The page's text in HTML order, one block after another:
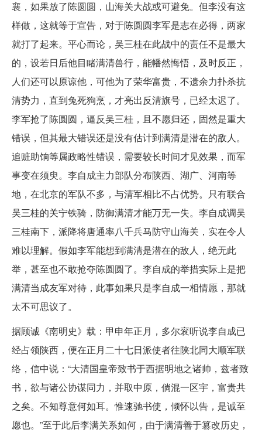
襄，如果放了陈圆圆，山海关大战或可避免。但李没有这
样做，这就等于宣告，对于陈圆圆李军是志在必得，两家
就打了起来。平心而论，吴三桂在此战中的责任不是最大
的，设若日后他目睹满清兽行，能幡然悔悟，及时反正，
人们还可以原谅他，可他为了荣华富贵，不遗余力扑杀抗
清势力，直到兔死狗烹，才亮出反清旗号，已经太迟了。
李军抢了陈圆圆，逼反吴三桂，且不愿归还，固然是重大
错误，但其最大错误还是没有估计到满清是潜在的敌人。
追赃助饷等属政略性错误，需要较长时间才见效果，而军
事变在须臾。李自成主力部队分布陕西、湖广、河南等
地，在北京的军队不多，与清军相比不占优势。只有联合
吴三桂的关宁铁骑，防御满清才能万无一失。李自成调吴
三桂南下，派降将唐通率八千兵马防守山海关，实在令人
难以理解。假如李军能想到满清是潜在的敌人，绝无此
举，甚至也不敢抢夺陈圆圆了。李自成的举措实际上是把
满清当成友军对待，此事如果只是李自成一相情愿，那就
太不可思议了。
据顾诚《南明史》载：甲申年正月，多尔衮听说李自成已
经占领陕西，便在正月二十七日派使者往陕北同大顺军联
络，信中说：“大清国皇帝致书于西据明地之诸帅，兹者致
书，欲与诸公协谋同力，并取中原，倘混一区宇，富贵共
之矣。不知尊意何如耳。惟速驰书使，倾怀以告，是诚至
愿也。”至于此后李满关系如何，由于满清善于篡改历史，